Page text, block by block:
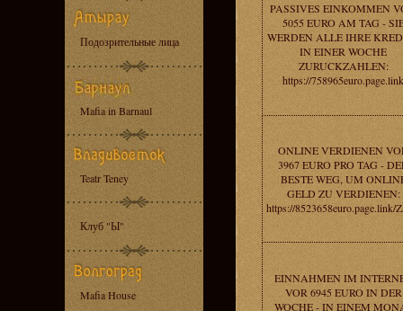
Подозрительные лица
Mafia in Barnaul
Teatr Teney
Клуб "Ы"
Mafia House
PASSIVES EINKOMMEN
5055 EURO AM TAG -
WERDEN ALLE IHRE
IN EINER WOCHE
ZURUCKZAHLEN:
https://758965euro.page.link
ONLINE VERDIENEN
3967 EURO PRO TAG -
BESTE WEG, UM
GELD ZU VERDIENEN:
https://8523658euro.page.link/
EINNAHMEN IM
VOR 6945 EURO IN DER
WOCHE - IN EINEM